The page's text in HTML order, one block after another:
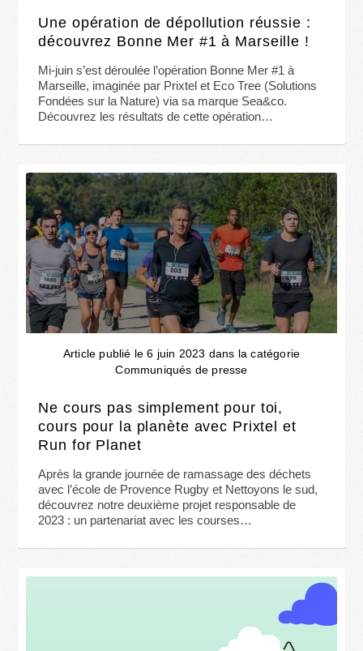
Une opération de dépollution réussie :
découvrez Bonne Mer #1 à Marseille !
Mi-juin s’est déroulée l’opération Bonne Mer #1 à
Marseille, imaginée par Prixtel et Eco Tree (Solutions
Fondées sur la Nature) via sa marque Sea&co.
Découvrez les résultats de cette opération…
Article publié le 6 juin 2023 dans la catégorie
Communiqués de presse
Ne cours pas simplement pour toi,
cours pour la planète avec Prixtel et
Run for Planet
Après la grande journée de ramassage des déchets
avec l’école de Provence Rugby et Nettoyons le sud,
découvrez notre deuxième projet responsable de
2023 : un partenariat avec les courses…